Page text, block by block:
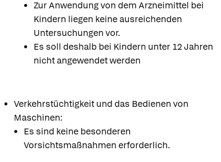
Zur Anwendung von dem Arzneimittel bei
Kindern liegen keine ausreichenden
Untersuchungen vor.
Es soll deshalb bei Kindern unter 12 Jahren
nicht angewendet werden
Verkehrstüchtigkeit und das Bedienen von
Maschinen:
Es sind keine besonderen
Vorsichtsmaßnahmen erforderlich.